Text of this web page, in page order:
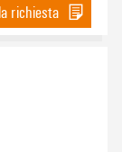
richiesta